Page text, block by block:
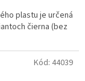
plastu je určená
čierna (bez
Kód: 44039